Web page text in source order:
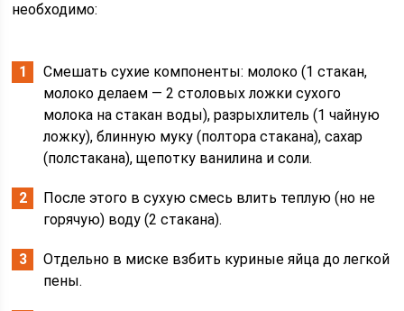
необходимо:
Смешать сухие компоненты: молоко (1 стакан,
молоко делаем — 2 столовых ложки сухого
молока на стакан воды), разрыхлитель (1 чайную
ложку), блинную муку (полтора стакана), сахар
(полстакана), щепотку ванилина и соли.
После этого в сухую смесь влить теплую (но не
горячую) воду (2 стакана).
Отдельно в миске взбить куриные яйца до легкой
пены.